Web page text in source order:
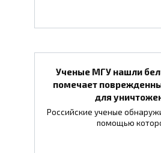
Ученые МГУ нашли
помечает
для
Российские ученые
помощью